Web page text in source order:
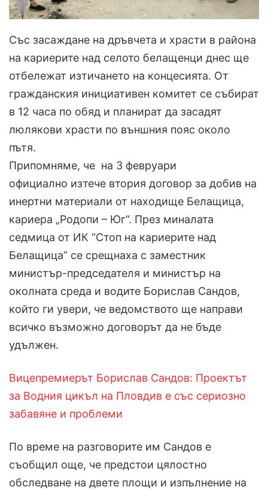
Със засаждане на дръвчета и храсти в района
на кариерите над селото белащенци днес ще
отбележат изтичането на концесията. От
гражданския инициативен комитет се събират
в 12 часа по обяд и планират да засадят
люлякови храсти по външния пояс около
пътя.
Припомняме, че на 3 февруари
официално изтече втория договор за добив на
инертни материали от находище Белащица,
кариера „Родопи – Юг“. През миналата
седмица от ИК “Стоп на кариерите над
Белащица” се срещнаха с заместник
министър-председателя и министър на
околната среда и водите Борислав Сандов,
който ги увери, че ведомството ще направи
всичко възможно договорът да не бъде
удължен.
Вицепремиерът Борислав Сандов: Проектът
за Водния цикъл на Пловдив е със сериозно
забавяне и проблеми
По време на разговорите им Сандов е
съобщил още, че предстои цялостно
обследване на двете площи и изпълнение на